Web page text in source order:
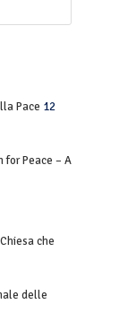
Pace 12
for Peace – A
che
delle